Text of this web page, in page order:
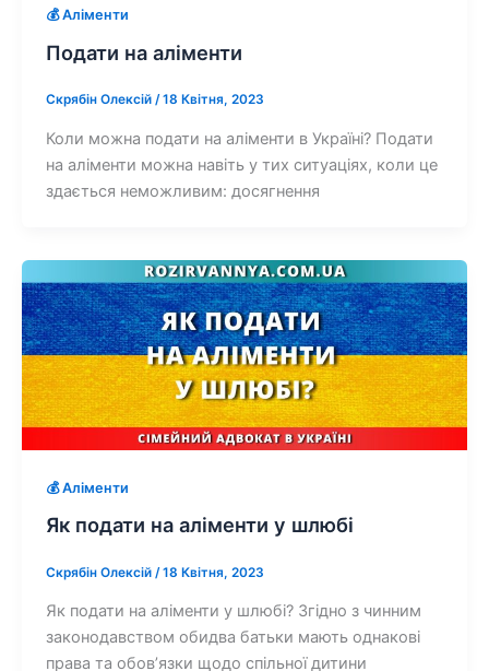
💰 Аліменти
Подати на аліменти
Скрябін Олексій /18 Квітня, 2023
Коли можна подати на аліменти в Україні? Подати
на аліменти можна навіть у тих ситуаціях, коли це
здається неможливим: досягнення
💰 Аліменти
Як подати на аліменти у шлюбі
Скрябін Олексій /18 Квітня, 2023
Як подати на аліменти у шлюбі? Згідно з чинним
законодавством обидва батьки мають однакові
права та обов’язки щодо спільної дитини